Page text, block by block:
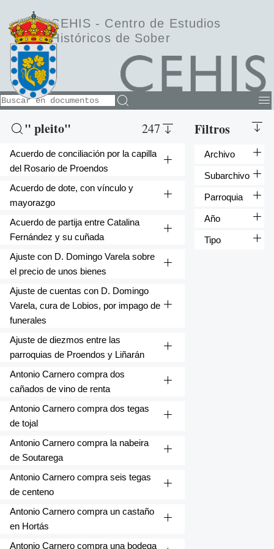
CEHIS - Centro de Estudios
Históricos de Sober
" pleito" 247
Acuerdo de conciliación por la capilla
del Rosario de Proendos
Acuerdo de dote, con vínculo y
mayorazgo
Acuerdo de partija entre Catalina
Fernández y su cuñada
Ajuste con D. Domingo Varela sobre
el precio de unos bienes
Ajuste de cuentas con D. Domingo
Varela, cura de Lobios, por impago de
funerales
Ajuste de diezmos entre las
parroquias de Proendos y Liñarán
Antonio Carnero compra dos
cañados de vino de renta
Antonio Carnero compra dos tegas
de tojal
Antonio Carnero compra la nabeira
de Soutarega
Antonio Carnero compra seis tegas
de centeno
Antonio Carnero compra un castaño
en Hortás
Antonio Carnero compra una bodega
Filtros
Archivo
Subarchivo
Parroquia
Año
Tipo